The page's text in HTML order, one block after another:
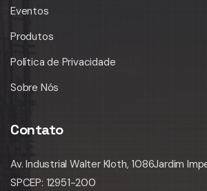
Eventos
Produtos
Política de Privacidade
Sobre Nós
Contato
Av. Industrial Walter Kloth, 1086Jardim
SPCEP: 12951-200